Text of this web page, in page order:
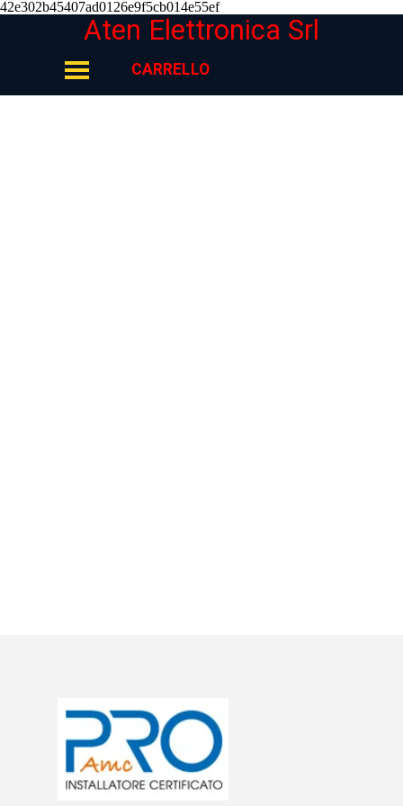
42e302b45407ad0126e9f5cb014e55ef
Aten Elettronica Srl
Salta menù
CARRELLO